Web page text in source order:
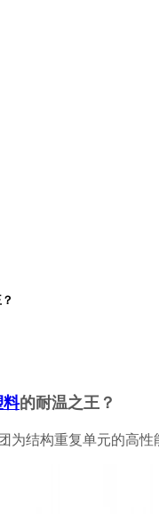
料的耐温之王？
为结构重复单元的高